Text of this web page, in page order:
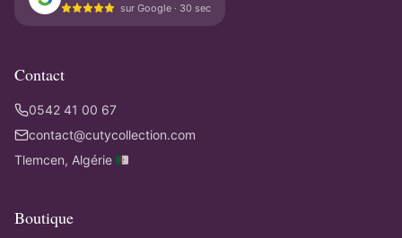
sur Google · 30 sec
Contact
0542 41 00 67
contact@cutycollection.com
Tlemcen, Algérie 🇩🇿
Boutique